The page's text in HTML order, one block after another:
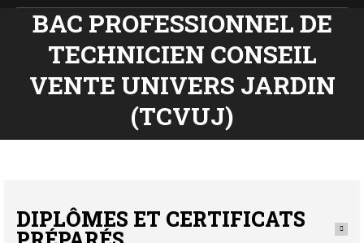
BAC PROFESSIONNEL DE
TECHNICIEN CONSEIL
VENTE UNIVERS JARDIN
(TCVUJ)
Vous êtes ici :
DIPLÔMES ET CERTIFICATS